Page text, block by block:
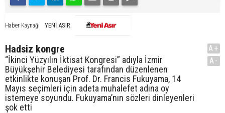
Haber Kaynağı YENİ ASIR
Hadsiz kongre
“İkinci Yüzyılın İktisat Kongresi” adıyla İzmir
Büyükşehir Belediyesi tarafından düzenlenen
etkinlikte konuşan Prof. Dr. Francis Fukuyama, 14
Mayıs seçimleri için adeta muhalefet adına oy
istemeye soyundu. Fukuyama’nın sözleri dinleyenleri
şok etti
A+
A-